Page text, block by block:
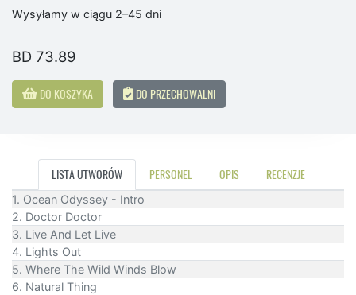
Wysyłamy w ciągu 2–45 dni
BD 73.89
DO KOSZYKA DO PRZECHOWALNI
LISTA UTWORÓW PERSONEL OPIS RECENZJE
1. Ocean Odyssey - Intro
2. Doctor Doctor
3. Live And Let Live
4. Lights Out
5. Where The Wild Winds Blow
6. Natural Thing